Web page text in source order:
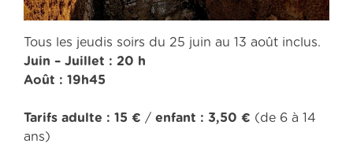
Tous les jeudis soirs du 25 juin au 13 août inclus.
Juin – Juillet : 20 h
Août : 19h45
Tarifs adulte : 15 € / enfant : 3,50 € (de 6 à 14
ans)